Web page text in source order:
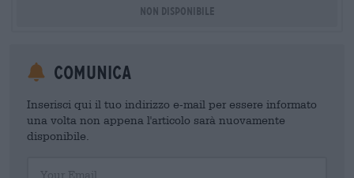
Non disponibile
Comunica
Inserisci qui il tuo indirizzo e-mail per essere informato
una volta non appena l'articolo sarà nuovamente
disponibile.